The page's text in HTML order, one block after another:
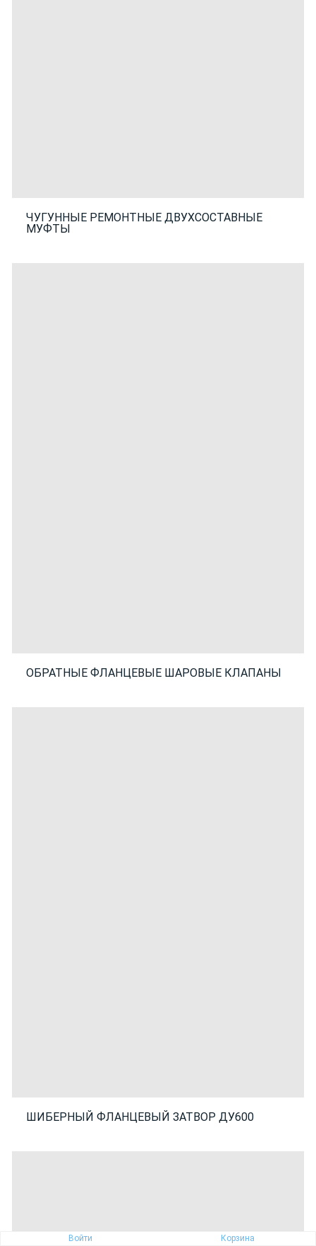
Войти Корзина
ЧУГУННЫЕ РЕМОНТНЫЕ ДВУХСОСТАВНЫЕ
МУФТЫ
ОБРАТНЫЕ ФЛАНЦЕВЫЕ ШАРОВЫЕ КЛАПАНЫ
ШИБЕРНЫЙ ФЛАНЦЕВЫЙ ЗАТВОР ДУ600